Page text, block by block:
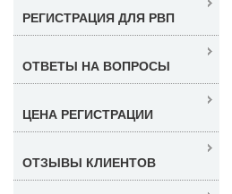
РЕГИСТРАЦИЯ ДЛЯ РВП
ОТВЕТЫ НА ВОПРОСЫ
ЦЕНА РЕГИСТРАЦИИ
ОТЗЫВЫ КЛИЕНТОВ